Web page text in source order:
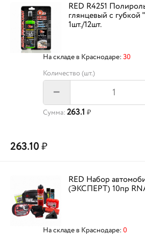
RED R4251
глянцевый с губкой
1шт./12шт.
На складе в Краснодаре: 30
Количество (шт.)
–
Сумма: 263.1 ₽
263.10₽
RED Набор
(ЭКСПЕРТ) 10пр
На складе в Краснодаре: 0